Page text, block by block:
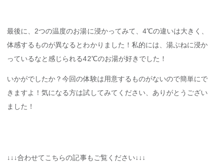
最後に、2つの温度のお湯に浸かってみて、4℃の違いは大きく、
体感するものが異なるとわかりました！私的には、湯ぶねに浸か
っているなと感じられる42℃のお湯が好きでした！
いかがでしたか？今回の体験は用意するものがないので簡単にで
きますよ！気になる方は試してみてください、ありがとうござい
ました！
↓↓↓合わせてこちらの記事もご覧ください↓↓↓